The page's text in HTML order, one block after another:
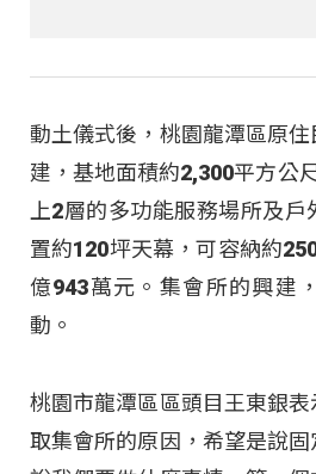
動土儀式後，桃園龍潭區原
建，基地面積約2,300平方公
上2層的多功能服務場所及戶
置約120坪天幕，可容納約
億943萬元。集會所的興建
動。
桃園市龍潭區區頭目王東銀
取集會所的原因，希望是說